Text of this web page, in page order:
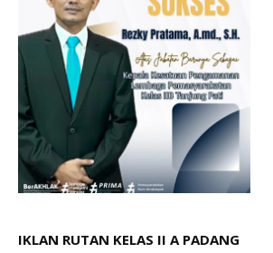
IKLAN RUTAN KELAS II A PADANG